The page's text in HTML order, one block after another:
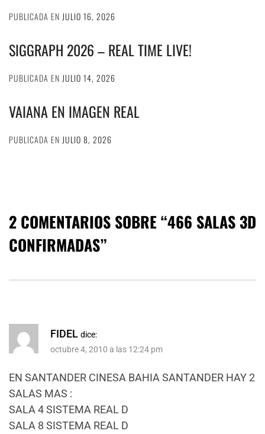
PUBLICADA EN JULIO 16, 2026
SIGGRAPH 2026 – REAL TIME LIVE!
PUBLICADA EN JULIO 14, 2026
VAIANA EN IMAGEN REAL
PUBLICADA EN JULIO 8, 2026
2 COMENTARIOS SOBRE “466 SALAS 3D
CONFIRMADAS”
FIDEL dice:
octubre 4, 2010 a las 12:24 pm
EN SANTANDER CINESA BAHIA SANTANDER HAY 2
SALAS MAS :
SALA 4 SISTEMA REAL D
SALA 8 SISTEMA REAL D